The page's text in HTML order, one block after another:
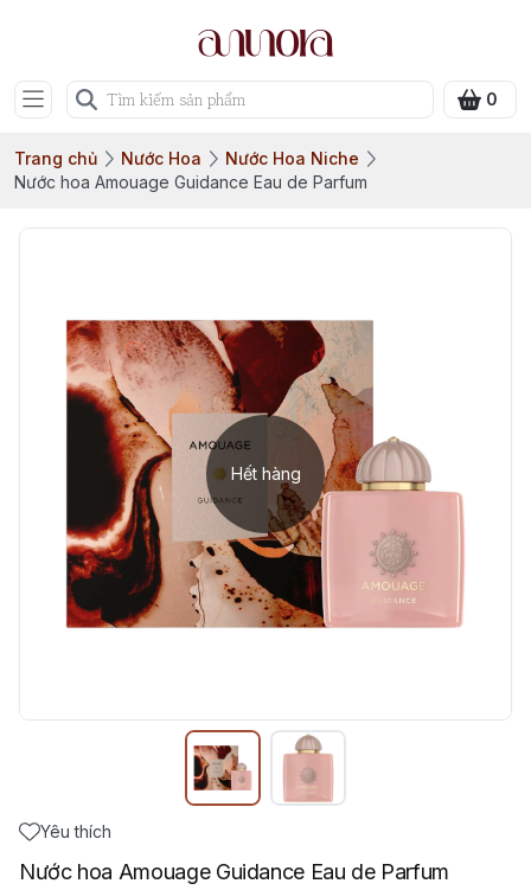
0
Trang chủ Nước Hoa
Nước Hoa Niche
Nước hoa Amouage Guidance Eau de Parfum
Hết hàng
Yêu thích
Nước hoa Amouage Guidance Eau de Parfum